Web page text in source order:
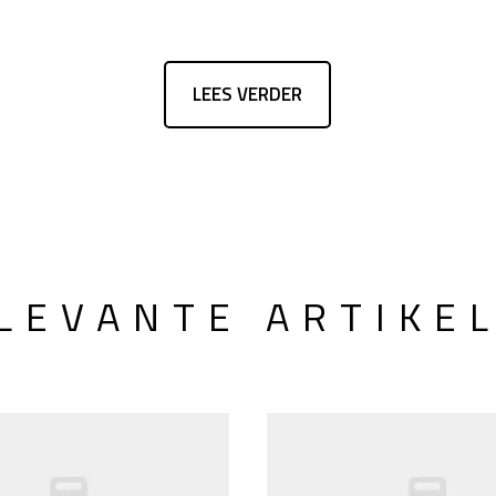
LEES VERDER